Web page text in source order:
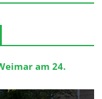
am 24.